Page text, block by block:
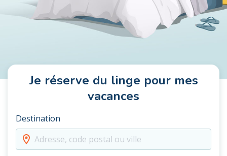
Je réserve du linge pour mes
vacances
Destination
Adresse, code postal ou ville